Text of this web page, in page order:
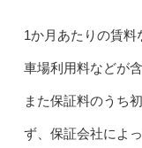
1か月あたりの賃
車場利用料などが含
また保証料のうち
ず、保証会社によ